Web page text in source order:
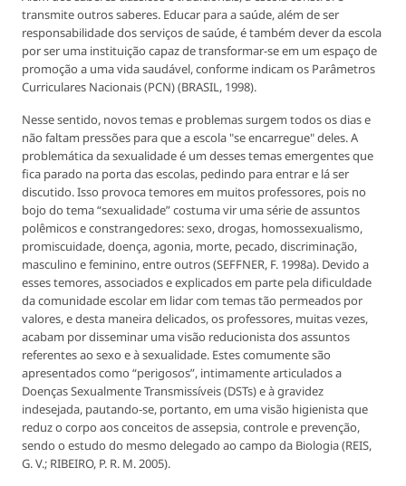
transmite outros saberes. Educar para a saúde, além de ser
responsabilidade dos serviços de saúde, é também dever da escola
por ser uma instituição capaz de transformar-se em um espaço de
promoção a uma vida saudável, conforme indicam os Parâmetros
Curriculares Nacionais (PCN) (BRASIL, 1998).
Nesse sentido, novos temas e problemas surgem todos os dias e
não faltam pressões para que a escola "se encarregue" deles. A
problemática da sexualidade é um desses temas emergentes que
fica parado na porta das escolas, pedindo para entrar e lá ser
discutido. Isso provoca temores em muitos professores, pois no
bojo do tema “sexualidade” costuma vir uma série de assuntos
polêmicos e constrangedores: sexo, drogas, homossexualismo,
promiscuidade, doença, agonia, morte, pecado, discriminação,
masculino e feminino, entre outros (SEFFNER, F. 1998a). Devido a
esses temores, associados e explicados em parte pela dificuldade
da comunidade escolar em lidar com temas tão permeados por
valores, e desta maneira delicados, os professores, muitas vezes,
acabam por disseminar uma visão reducionista dos assuntos
referentes ao sexo e à sexualidade. Estes comumente são
apresentados como “perigosos”, intimamente articulados a
Doenças Sexualmente Transmissíveis (DSTs) e à gravidez
indesejada, pautando-se, portanto, em uma visão higienista que
reduz o corpo aos conceitos de assepsia, controle e prevenção,
sendo o estudo do mesmo delegado ao campo da Biologia (REIS,
G. V.; RIBEIRO, P. R. M. 2005).